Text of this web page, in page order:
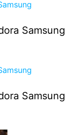
Samsung
Samsung